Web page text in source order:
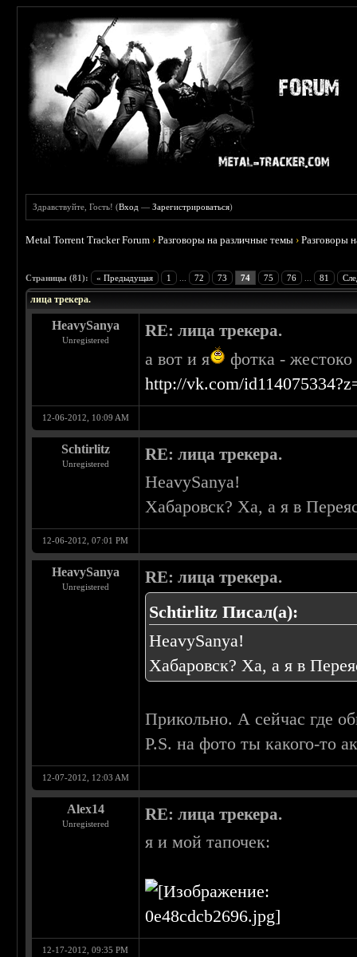
Здравствуйте, Гость! (Вход —Зарегистрироваться)
Metal Torrent Tracker Forum ›Разговоры на различные темы ›Разговоры
Страницы (81): « Предыдущая 1 72 73 74 75 76 81
лица трекера.
HeavySanya
Unregistered
RE: лица трекера.
а вот и я
фотка -
http://vk.com/
12-06-2012, 10:09 AM
Schtirlitz
Unregistered
RE: лица трекера.
HeavySanya!
Хабаровск? Ха, а я в
12-06-2012, 07:01 PM
HeavySanya
Unregistered
RE: лица трекера.
Schtirlitz Писал(а):
HeavySanya!
Хабаровск? Ха, а я в
Прикольно. А сейчас где
P.S. на фото ты какого-то
12-07-2012, 12:03 AM
Alex14
Unregistered
RE: лица трекера.
я и мой тапочек:
12-17-2012, 09:35 PM